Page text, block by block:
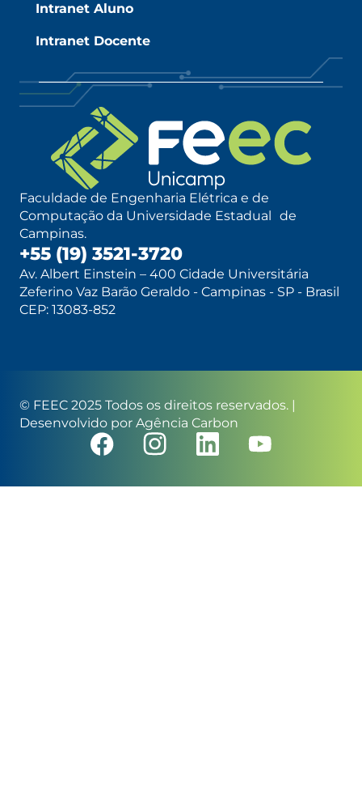
Intranet Aluno
Intranet Docente
Faculdade de Engenharia Elétrica e de
Computação da Universidade Estadual de
Campinas.
+55 (19) 3521-3720
Av. Albert Einstein – 400 Cidade Universitária
Zeferino Vaz Barão Geraldo - Campinas - SP - Brasil
CEP: 13083-852
© FEEC 2025 Todos os direitos reservados. |
Desenvolvido por Agência Carbon